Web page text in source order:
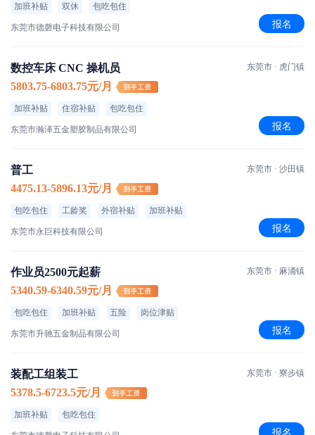
加班补贴 双休 包吃包住
东莞市德磬电子科技有限公司 报名
数控车床 CNC 操机员
5803.75-6803.75元/月
加班补贴 住宿补贴 包吃包住
东莞市瀚泽五金塑胶制品有限公司
东莞市 · 虎门镇
报名
普工
4475.13-5896.13元/月
包吃包住 工龄奖 外宿补贴 加班补贴
东莞市永巨科技有限公司
东莞市 · 沙田镇
报名
作业员2500元起薪
5340.59-6340.59元/月
包吃包住 加班补贴 五险 岗位津贴
东莞市升驰五金制品有限公司
东莞市 · 麻涌镇
报名
装配工组装工
5378.5-6723.5元/月
加班补贴 包吃包住
东莞市 · 寮步镇
报名